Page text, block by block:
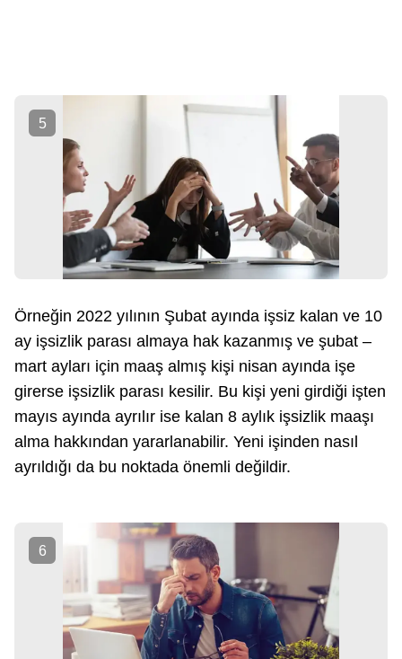
5
Örneğin 2022 yılının Şubat ayında işsiz kalan ve 10
ay işsizlik parası almaya hak kazanmış ve şubat –
mart ayları için maaş almış kişi nisan ayında işe
girerse işsizlik parası kesilir. Bu kişi yeni girdiği işten
mayıs ayında ayrılır ise kalan 8 aylık işsizlik maaşı
alma hakkından yararlanabilir. Yeni işinden nasıl
ayrıldığı da bu noktada önemli değildir.
6